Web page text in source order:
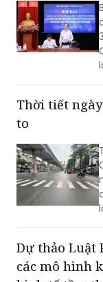
Thời tiết
to
Dự thảo Luật
các mô hình